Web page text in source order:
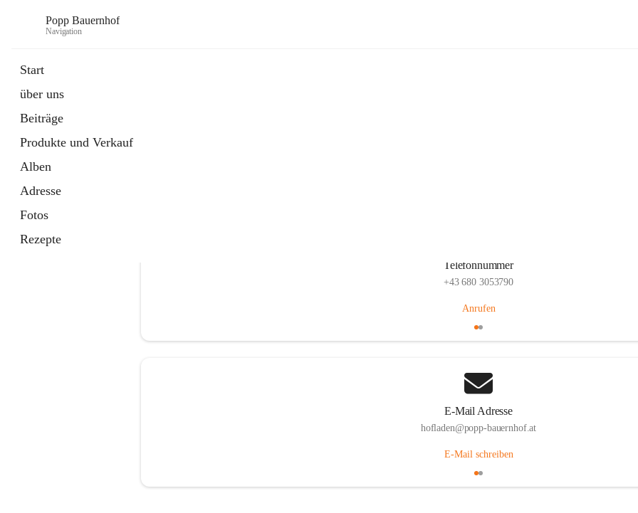
Popp Bauernhof
Navigation
Start
über uns
Beiträge
Produkte und Verkauf
Alben
Adresse
Fotos
Rezepte
Telefonnummer
+43 680 3053790
Anrufen
E-Mail Adresse
hofladen@popp-bauernhof.at
E-Mail schreiben